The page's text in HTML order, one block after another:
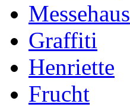
Messehaus
Graffiti
Henriette
Frucht